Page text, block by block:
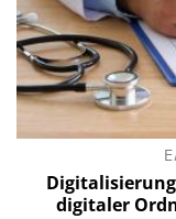
digitaler